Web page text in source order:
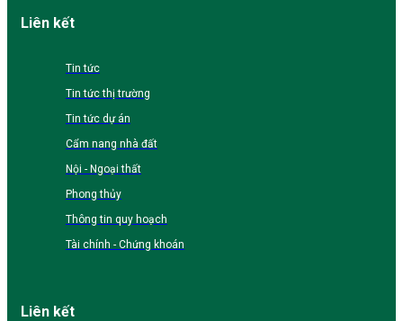
Liên kết
Tin tức
Tin tức thị trường
Tin tức dự án
Cẩm nang nhà đất
Nội - Ngoại thất
Phong thủy
Thông tin quy hoạch
Tài chính - Chứng khoán
Liên kết